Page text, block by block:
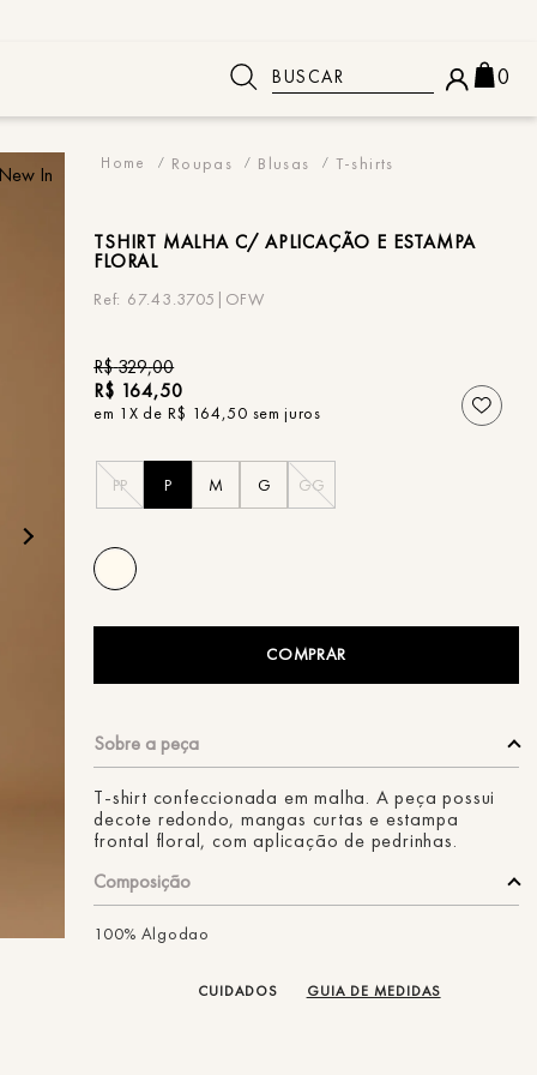
Buscar 0
In Roupas Blusas T-shirts
TSHIRT MALHA C/ APLICAÇÃO E ESTAMPA
FLORAL
67.43.3705|OFW
R$329,00
R$ 164,50
em 1X de R$ 164,50 sem juros
PP P M G GG
COMPRAR
T-shirt confeccionada em malha. A peça possui
decote redondo, mangas curtas e estampa
frontal floral, com aplicação de pedrinhas.
Composição
100% Algodao
CUIDADOS GUIA DE MEDIDAS